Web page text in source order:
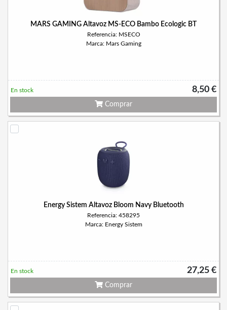
MARS GAMING Altavoz MS-ECO Bambo Ecologic BT
Referencia: MSECO
Marca: Mars Gaming
8,50 €
En stock
Comprar
Energy Sistem Altavoz Bloom Navy Bluetooth
Referencia: 458295
Marca: Energy Sistem
27,25 €
En stock
Comprar